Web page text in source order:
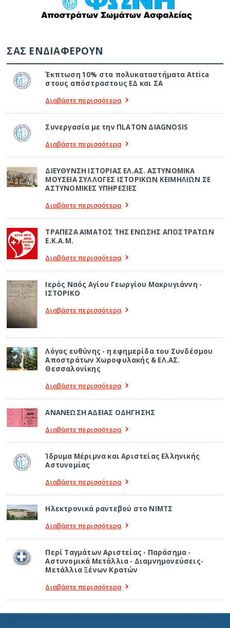
ΣΑΣ ΕΝΔΙΑΦΕΡΟΥΝ
Έκπτωση 10% στα πολυκαταστήματα Attica
στους απόστραστους ΕΔ και ΣΑ
Διαβάστε περισσότερα
Συνεργασία με την ΠLATON ΔIAGNOSIS
Διαβάστε περισσότερα
ΔΙΕΥΘΥΝΣΗ ΙΣΤΟΡΙΑΣ ΕΛ.ΑΣ. ΑΣΤΥΝΟΜΙΚΑ
ΜΟΥΣΕΙΑ ΣΥΛΛΟΓΕΣ ΙΣΤΟΡΙΚΩΝ ΚΕΙΜΗΛΙΩΝ ΣΕ
ΑΣΤΥΝΟΜΙΚΕΣ ΥΠΗΡΕΣΙΕΣ
Διαβάστε περισσότερα
ΤΡΑΠΕΖΑ ΑΙΜΑΤΟΣ ΤΗΣ ΕΝΩΣΗΣ ΑΠΟΣΤΡΑΤΩΝ
Ε.Κ.Α.Μ.
Διαβάστε περισσότερα
Ιερός Ναός Αγίου Γεωργίου Μακρυγιάννη -
ΙΣΤΟΡΙΚΟ
Διαβάστε περισσότερα
Λόγος ευθύνης - η εφημερίδα του Συνδέσμου
Αποστράτων Χωροφυλακής & ΕΛ.ΑΣ.
Θεσσαλονίκης
Διαβάστε περισσότερα
ΑΝΑΝΕΩΣΗ ΑΔΕΙΑΣ ΟΔΗΓΗΣΗΣ
Διαβάστε περισσότερα
Ίδρυμα Μέριμνα και Αριστείας Ελληνικής
Αστυνομίας
Διαβάστε περισσότερα
Ηλεκτρονικά ραντεβού στο ΝΙΜΤΣ
Διαβάστε περισσότερα
Περί Ταγμάτων Αριστείας - Παράσημα -
Αστυνομικά Μετάλλια - Διαμνημονεύσεις-
Μετάλλια Ξένων Κρατών
Διαβάστε περισσότερα